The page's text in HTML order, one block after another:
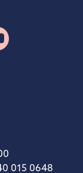
015 0648